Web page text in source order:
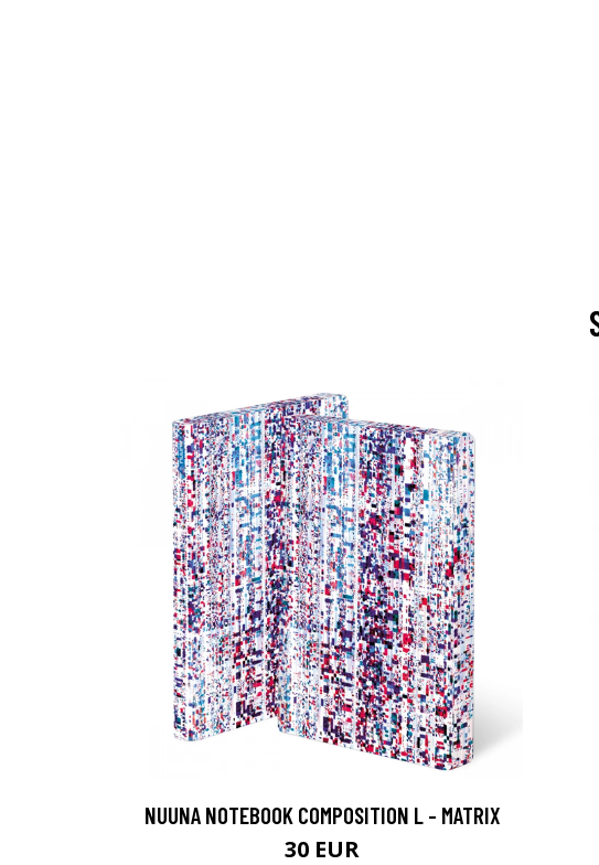
NUUNA NOTEBOOK COMPOSITION L - MATRIX
30 EUR